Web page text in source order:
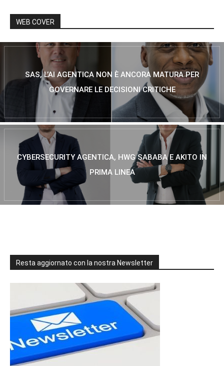
WEB COVER
SAS, L’AI AGENTICA NON È ANCORA MATURA PER
GOVERNARE LE DECISIONI CRITICHE
CYBERSECURITY AGENTICA, HWG SABABA E AKITO IN
PRIMA LINEA
Resta aggiornato con la nostra Newsletter